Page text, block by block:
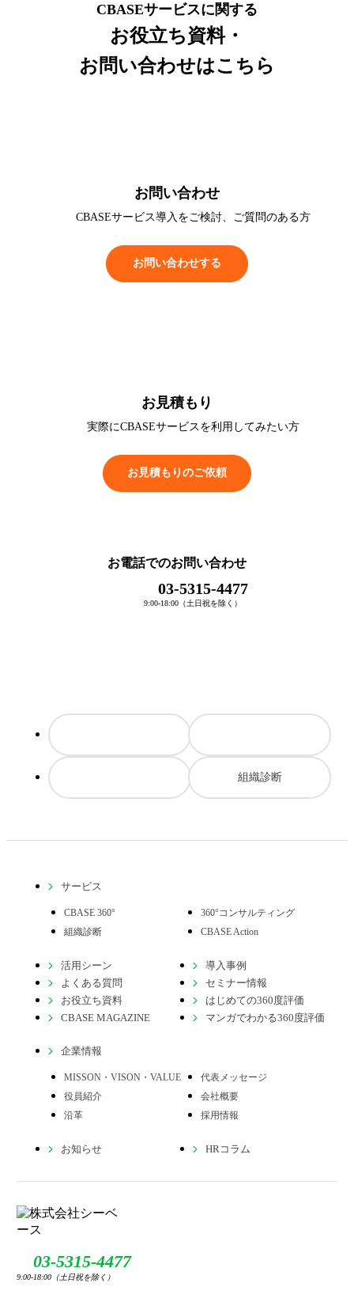
CBASEサービスに関する
お役立ち資料・
お問い合わせはこちら
お問い合わせ
CBASEサービス導入をご検討、 ご質問のある方
お問い合わせする
お見積もり
実際にCBASEサービスを利用してみたい方
お見積もりのご依頼
お電話でのお問い合わせ
03-5315-4477
9:00-18:00（土日祝を除く）
組織診断
サービス
CBASE 360°
360°コンサルティング
組織診断
CBASE Action
活用シーン
導入事例
よくある質問
セミナー情報
お役立ち資料
はじめての360度評価
CBASE MAGAZINE
マンガでわかる360度評価
企業情報
MISSON・VISON・VALUE
代表メッセージ
役員紹介
会社概要
沿革
採用情報
お知らせ HRコラム
03-5315-4477
9:00-18:00（土日祝を除く）